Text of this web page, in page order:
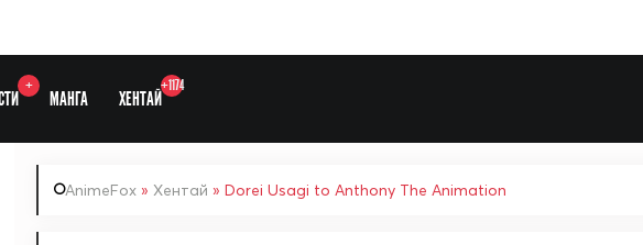
+
МАНГА ХЕНТАЙ
+1174
AnimeFox » Хентай » Dorei Usagi to Anthony The Animation